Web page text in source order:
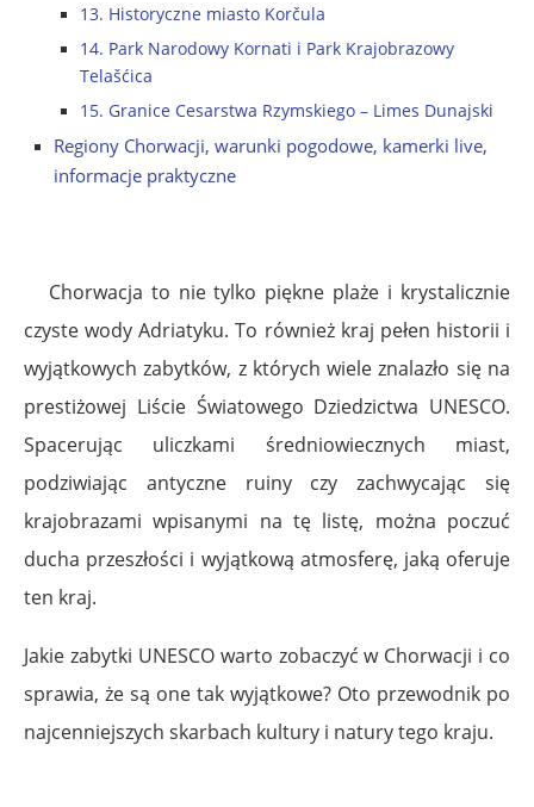
13. Historyczne miasto Korčula
14. Park Narodowy Kornati i Park Krajobrazowy
Telašćica
15. Granice Cesarstwa Rzymskiego – Limes Dunajski
Regiony Chorwacji, warunki pogodowe, kamerki live,
informacje praktyczne
Chorwacja to nie tylko piękne plaże i krystalicznie
czyste wody Adriatyku. To również kraj pełen historii i
wyjątkowych zabytków, z których wiele znalazło się na
prestiżowej Liście Światowego Dziedzictwa UNESCO.
Spacerując uliczkami średniowiecznych miast,
podziwiając antyczne ruiny czy zachwycając się
krajobrazami wpisanymi na tę listę, można poczuć
ducha przeszłości i wyjątkową atmosferę, jaką oferuje
ten kraj.
Jakie zabytki UNESCO warto zobaczyć w Chorwacji i co
sprawia, że są one tak wyjątkowe? Oto przewodnik po
najcenniejszych skarbach kultury i natury tego kraju.